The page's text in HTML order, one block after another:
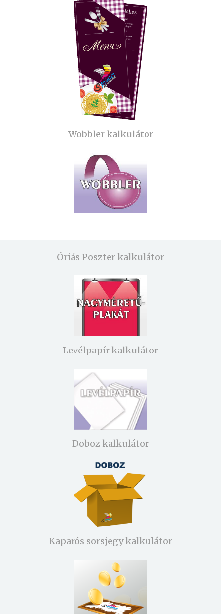
Wobbler kalkulátor
Óriás Poszter kalkulátor
Levélpapír kalkulátor
Doboz kalkulátor
Kaparós sorsjegy kalkulátor